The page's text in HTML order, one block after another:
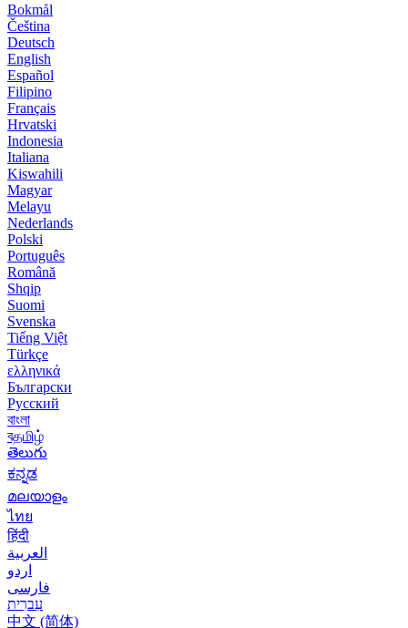
Bokmål
Čeština
Deutsch
English
Español
Filipino
Français
Hrvatski
Indonesia
Italiana
Kiswahili
Magyar
Melayu
Nederlands
Polski
Português
Română
Shqip
Suomi
Svenska
Tiếng Việt
Türkçe
ελληνικά
Български
Русский
বাংলা
বதமிழ்
తెలుగు
ಕನ್ನಡ
മലയാളം
ไทย
हिंदी
العربية
اردو
فارسی
עִברִית
中文 (简体)